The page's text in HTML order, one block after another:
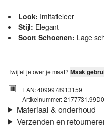
Look: Imitatieleer
Stijl: Elegant
Soort Schoenen: Lage
Twijfel je over je maat? Maak
EAN: 4099978913159
Artikelnummer:
Materiaal & onderhoud
Verzenden en